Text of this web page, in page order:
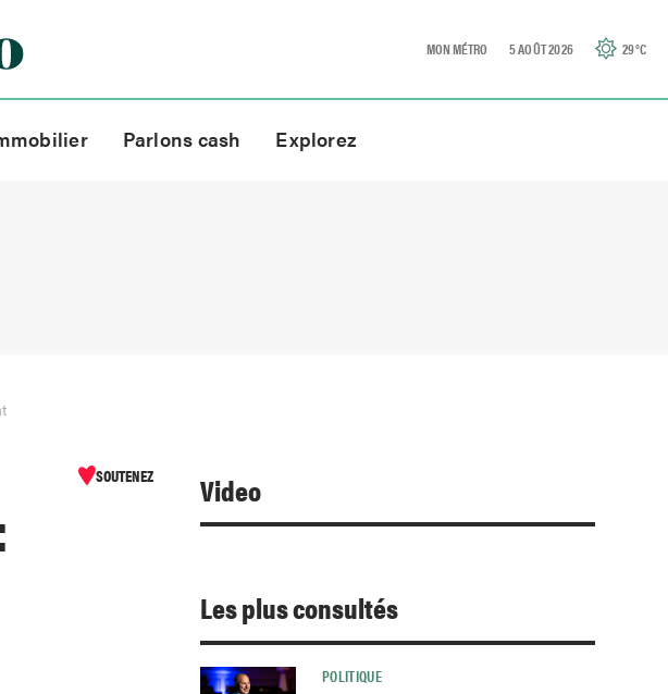
MON MÉTRO 5 AOÛT 2026 29°C
Parlons cash Explorez
SOUTENEZ Video
Les plus consultés
POLITIQUE